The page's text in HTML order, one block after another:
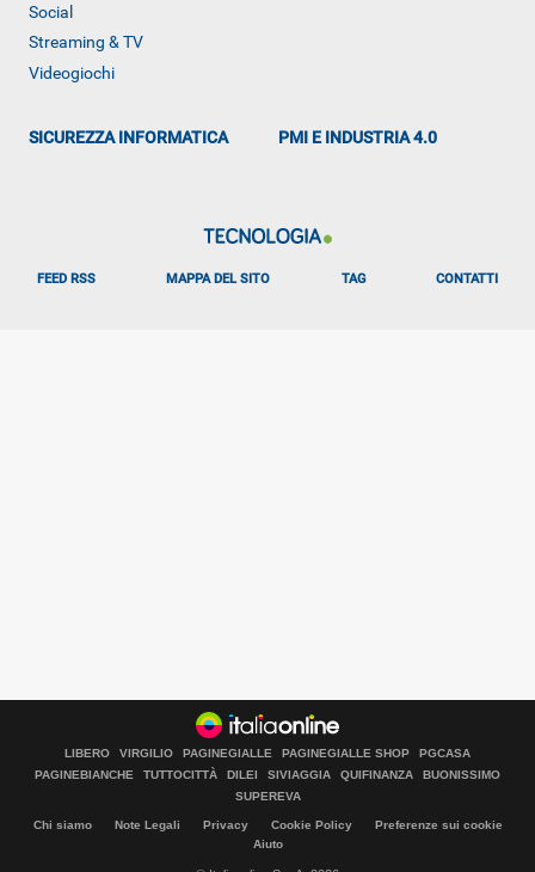
Social
Streaming & TV
Videogiochi
SICUREZZA INFORMATICA PMI E INDUSTRIA 4.0
FEED RSS MAPPA DEL SITO TAG CONTATTI
LIBERO VIRGILIO PAGINEGIALLE PAGINEGIALLE SHOP
PGCASA
PAGINEBIANCHE
TUTTOCITTÀ DILEI SIVIAGGIA QUIFINANZA
BUONISSIMO
SUPEREVA
Chi siamo Note Legali Privacy Cookie Policy
Preferenze sui cookie
Aiuto